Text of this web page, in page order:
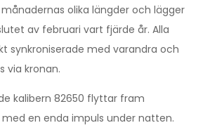
olika längder och lägger
av februari vart fjärde år. Alla
synkroniserade med varandra och
via kronan.
kalibern 82650 flyttar fram
en enda impuls under natten.